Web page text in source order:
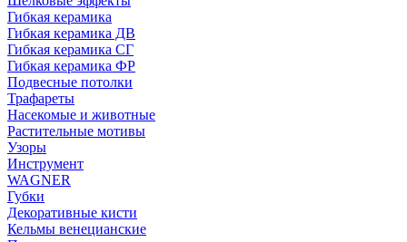
Гибкая керамика
Гибкая керамика ДВ
Гибкая керамика СГ
Гибкая керамика ФР
Подвесные потолки
Трафареты
Насекомые и животные
Растительные мотивы
Узоры
Инструмент
WAGNER
Губки
Декоративные кисти
Кельмы венецианские